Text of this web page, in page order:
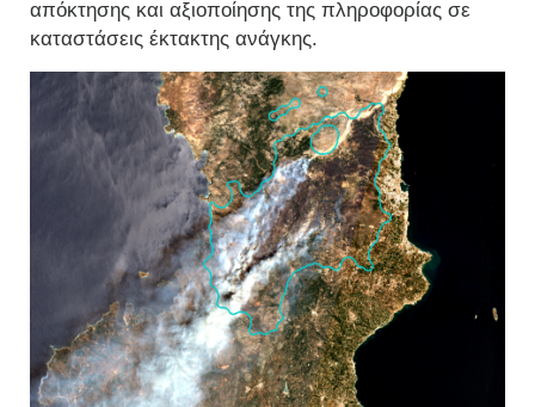
απόκτησης και αξιοποίησης της πληροφορίας σε
καταστάσεις έκτακτης ανάγκης.